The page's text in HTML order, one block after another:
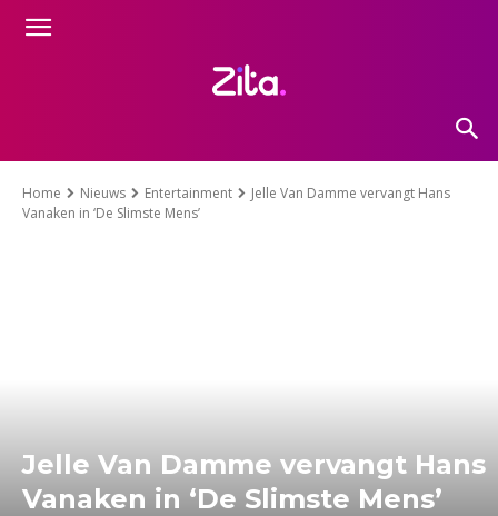
Home Nieuws Entertainment
Jelle Van Damme vervangt Hans
Vanaken in ‘De Slimste Mens’
Jelle Van Damme vervangt Hans
Vanaken in ‘De Slimste Mens’